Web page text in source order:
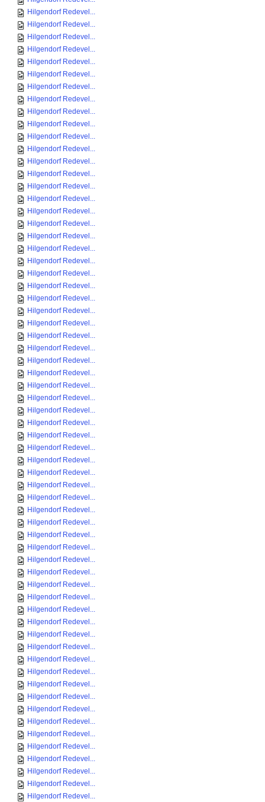
Hilgendorf Redevel...
Hilgendorf Redevel...
Hilgendorf Redevel...
Hilgendorf Redevel...
Hilgendorf Redevel...
Hilgendorf Redevel...
Hilgendorf Redevel...
Hilgendorf Redevel...
Hilgendorf Redevel...
Hilgendorf Redevel...
Hilgendorf Redevel...
Hilgendorf Redevel...
Hilgendorf Redevel...
Hilgendorf Redevel...
Hilgendorf Redevel...
Hilgendorf Redevel...
Hilgendorf Redevel...
Hilgendorf Redevel...
Hilgendorf Redevel...
Hilgendorf Redevel...
Hilgendorf Redevel...
Hilgendorf Redevel...
Hilgendorf Redevel...
Hilgendorf Redevel...
Hilgendorf Redevel...
Hilgendorf Redevel...
Hilgendorf Redevel...
Hilgendorf Redevel...
Hilgendorf Redevel...
Hilgendorf Redevel...
Hilgendorf Redevel...
Hilgendorf Redevel...
Hilgendorf Redevel...
Hilgendorf Redevel...
Hilgendorf Redevel...
Hilgendorf Redevel...
Hilgendorf Redevel...
Hilgendorf Redevel...
Hilgendorf Redevel...
Hilgendorf Redevel...
Hilgendorf Redevel...
Hilgendorf Redevel...
Hilgendorf Redevel...
Hilgendorf Redevel...
Hilgendorf Redevel...
Hilgendorf Redevel...
Hilgendorf Redevel...
Hilgendorf Redevel...
Hilgendorf Redevel...
Hilgendorf Redevel...
Hilgendorf Redevel...
Hilgendorf Redevel...
Hilgendorf Redevel...
Hilgendorf Redevel...
Hilgendorf Redevel...
Hilgendorf Redevel...
Hilgendorf Redevel...
Hilgendorf Redevel...
Hilgendorf Redevel...
Hilgendorf Redevel...
Hilgendorf Redevel...
Hilgendorf Redevel...
Hilgendorf Redevel...
Hilgendorf Redevel...